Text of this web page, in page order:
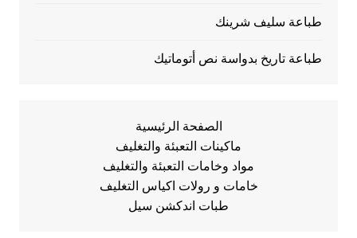
طباعة سليف شرينك
طباعة تاريخ بدواسة نص أتوماتيك
الصفحة الرئيسية
ماكينات التعبئة والتغليف
مواد وخامات التعبئة والتغليف
خامات و رولات اكياس التغليف
طبات اندكشن سيل